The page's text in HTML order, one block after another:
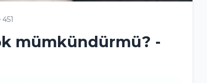
451
mümkündürmü? -